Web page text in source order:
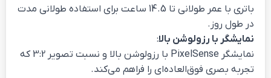
باتری با عمر طولانی تا 14.5 ساعت برای استفاده طولانی مدت
در طول روز.
نمایشگر با رزولوشن بالا:
نمایشگر PixelSense با رزولوشن بالا و نسبت تصویر 3:2 که
تجربه بصری فوق‌العاده‌ای را فراهم می‌کند.